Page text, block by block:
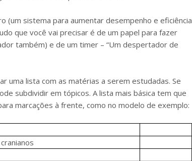
(um sistema para aumentar desempenho e eficiência
que você vai precisar é de um papel para fazer
também) e de um timer – “Um despertador de
uma lista com as matérias a serem estudadas. Se
subdividir em tópicos. Alista mais básica tem que
marcações à frente, como no modelo de exemplo: